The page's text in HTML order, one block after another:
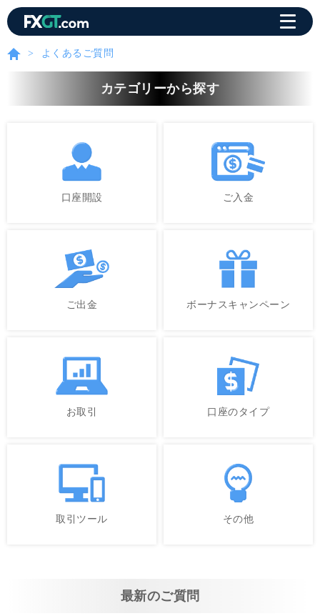
よくあるご質問
カテゴリーから探す
口座開設 ご入金
ご出金 ボーナスキャンペーン
お取引 口座のタイプ
取引ツール その他
最新のご質問